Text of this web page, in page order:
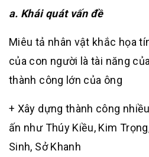
a. Khái quát vấn đề
Miêu tả nhân vật khắc họa
của con người là tài năng
thành công lớn của ông
+ Xây dựng thành công
ấn như Thúy Kiều, Kim
Sinh, Sở Khanh